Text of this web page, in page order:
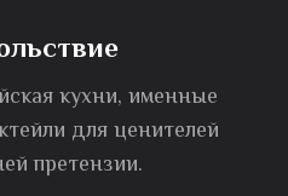
кухни, именные
для ценителей
претензии.